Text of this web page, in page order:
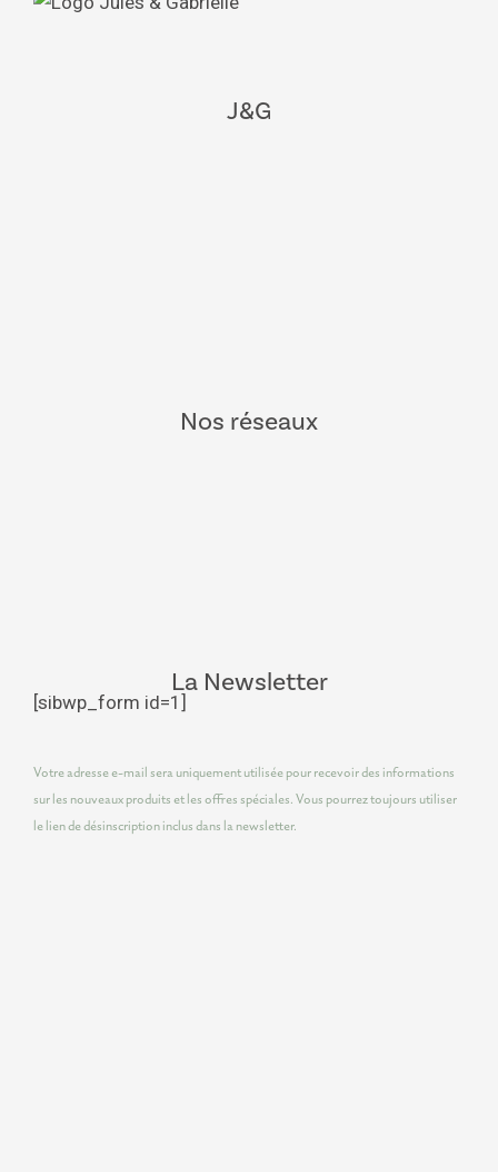
J&G
Nos réseaux
La Newsletter
[sibwp_form id=1]
Votre adresse e-mail sera uniquement utilisée pour recevoir des informations
sur les nouveaux produits et les offres spéciales. Vous pourrez toujours utiliser
le lien de désinscription inclus dans la newsletter.